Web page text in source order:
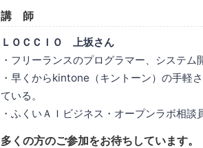
講 師
ＬＯＣＣＩＯ 上坂さん
・フリーランスのプログラマー、システム
・早くからkintone（キントーン）の手軽
ている。
・ふくいＡＩビジネス・オープンラボ相談
多くの方のご参加をお待ちしています。